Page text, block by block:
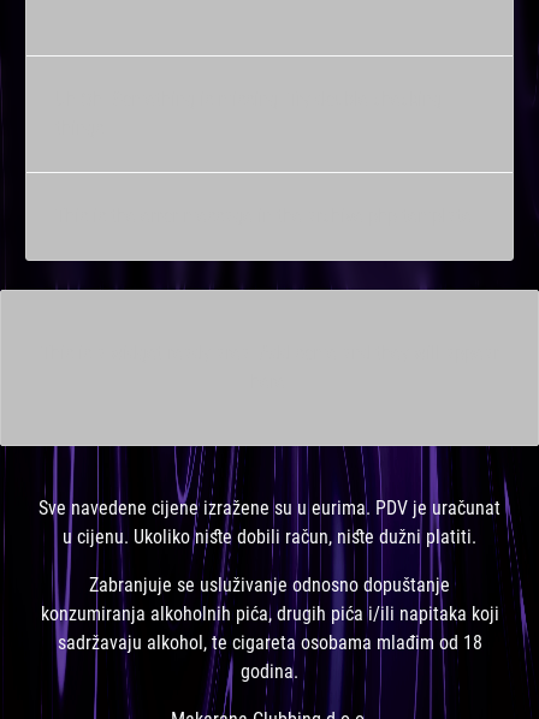
Sve navedene cijene izražene su u eurima. PDV je uračunat
u cijenu. Ukoliko niste dobili račun, niste dužni platiti.
Zabranjuje se usluživanje odnosno dopuštanje
konzumiranja alkoholnih pića, drugih pića i/ili napitaka koji
sadržavaju alkohol, te cigareta osobama mlađim od 18
godina.